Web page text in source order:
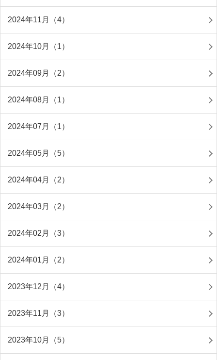
2024年11月（4）
2024年10月（1）
2024年09月（2）
2024年08月（1）
2024年07月（1）
2024年05月（5）
2024年04月（2）
2024年03月（2）
2024年02月（3）
2024年01月（2）
2023年12月（4）
2023年11月（3）
2023年10月（5）